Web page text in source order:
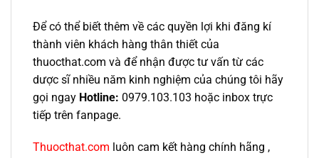
Để có thể biết thêm về các quyền lợi khi đăng kí
thành viên khách hàng thân thiết của
thuocthat.com và để nhận được tư vấn từ các
dược sĩ nhiều năm kinh nghiệm của chúng tôi hãy
gọi ngay Hotline: 0979.103.103 hoặc inbox trực
tiếp trên fanpage.
Thuocthat.com luôn cam kết hàng chính hãng ,